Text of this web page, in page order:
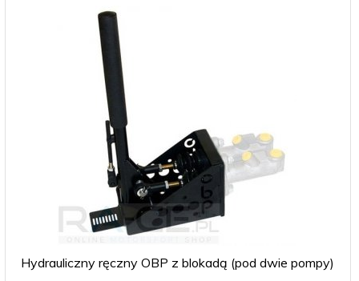
Hydrauliczny ręczny OBP z blokadą (pod dwie pompy)